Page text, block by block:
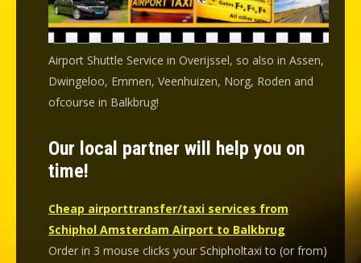
Airport Shuttle Service in Overijssel, so also in Assen,
Dwingeloo, Emmen, Veenhuizen, Norg, Roden and
ofcourse in Balkbrug!
Our local partner will help you on
time!
Cheap airporttransfer/taxi services from
Schiphol Amsterdam Airport to Balkbrug
Order in 3 mouse clicks your Schipholtaxi to (or from)